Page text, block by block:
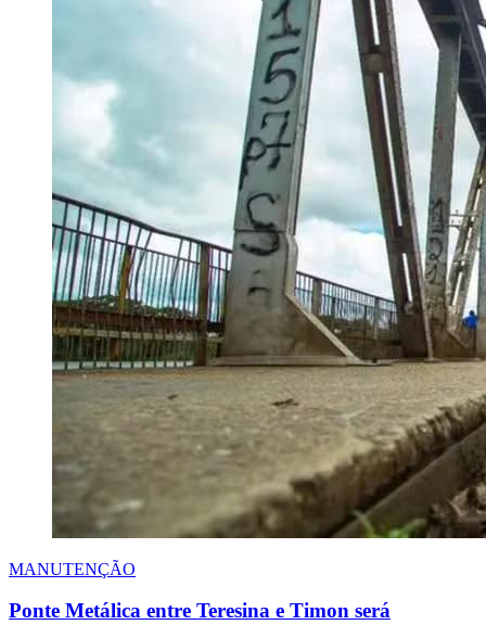
MANUTENÇÃO
Ponte Metálica entre Teresina e Timon será